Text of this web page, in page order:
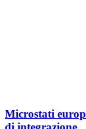
Microstati